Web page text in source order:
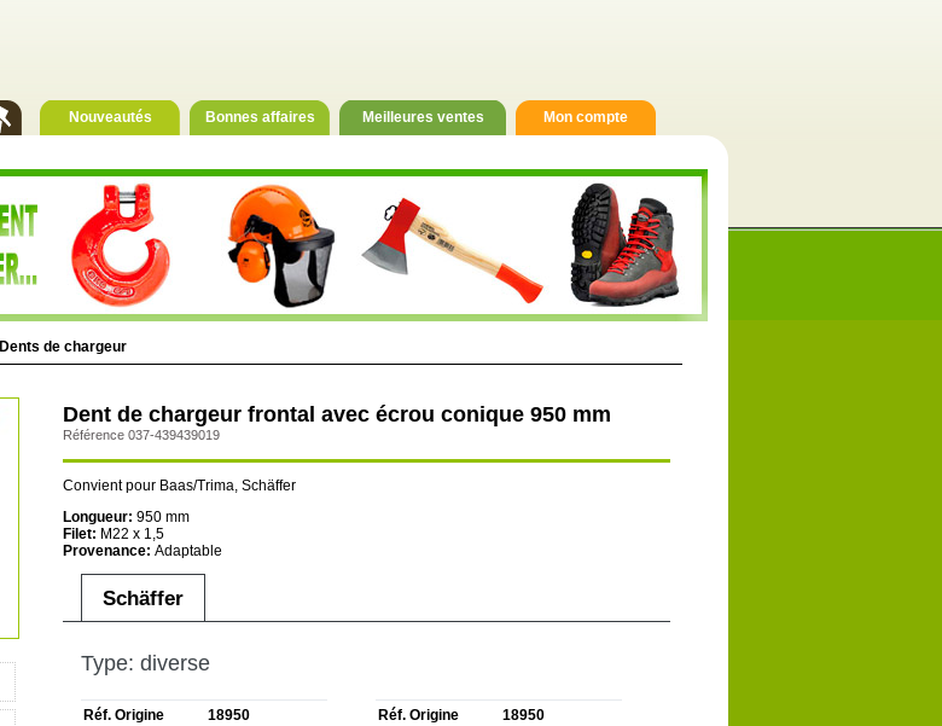
Nouveautés Bonnes affaires Meilleures ventes Mon compte
Dents de chargeur
Dent de chargeur frontal avec écrou conique 950 mm
Référence 037-439439019
Convient pour Baas/Trima, Schäffer
Longueur: 950 mm
Filet: M22 x 1,5
Provenance: Adaptable
Schäffer
Type: diverse
Réf. Origine
18950
Réf. Origine
18950